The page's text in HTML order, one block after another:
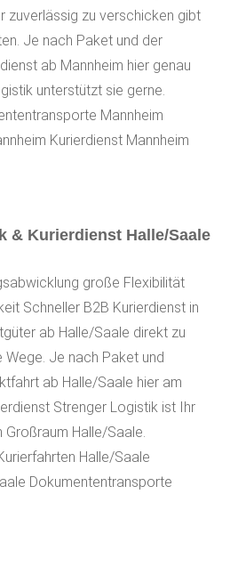
zuverlässig zu verschicken gibt
Je nach Paket und der
ab Mannheim hier genau
unterstützt sie gerne.
Mannheim
Kurierdienst Mannheim
& Kurierdienst Halle/Saale
große Flexibilität
Schneller B2B Kurierdienst in
ab Halle/Saale direkt zu
Je nach Paket und
ab Halle/Saale hier am
Strenger Logistik ist Ihr
Großraum Halle/Saale.
Halle/Saale
Dokumententransporte